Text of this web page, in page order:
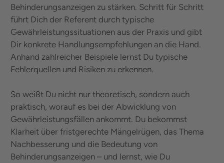
Behinderungsanzeigen zu stärken. Schritt für Schritt
führt Dich der Referent durch typische
Gewährleistungssituationen aus der Praxis und gibt
Dir konkrete Handlungsempfehlungen an die Hand.
Anhand zahlreicher Beispiele lernst Du typische
Fehlerquellen und Risiken zu erkennen.
So weißt Du nicht nur theoretisch, sondern auch
praktisch, worauf es bei der Abwicklung von
Gewährleistungsfällen ankommt. Du bekommst
Klarheit über fristgerechte Mängelrügen, das Thema
Nachbesserung und die Bedeutung von
Behinderungsanzeigen – und lernst, wie Du